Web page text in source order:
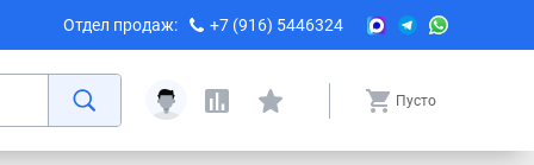
Отдел продаж: +7 (916) 5446324
Пусто